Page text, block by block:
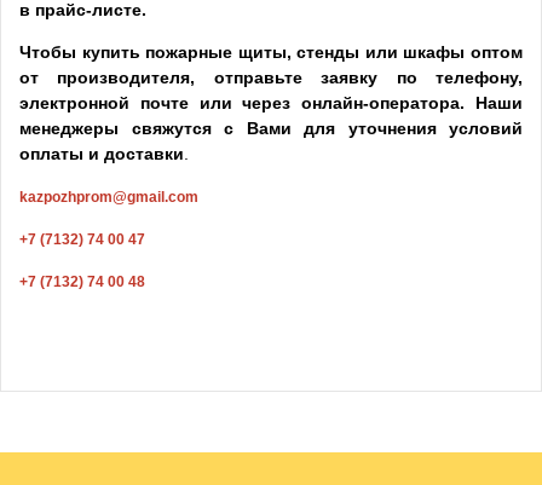
в прайс-листе.
Чтобы купить пожарные щиты, стенды или шкафы оптом
от производителя, отправьте заявку по телефону,
электронной почте или через онлайн-оператора. Наши
менеджеры свяжутся с Вами для уточнения условий
оплаты и доставки
kazpozhprom@gmail.com
+7 (7132) 74 00 47
+7 (7132) 74 00 48